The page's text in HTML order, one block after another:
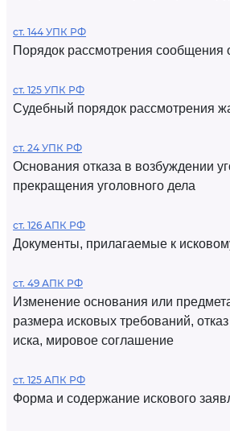
ст. 144 УПК РФ
Порядок рассмотрения сообщения
ст. 125 УПК РФ
Судебный порядок рассмотрения
ст. 24 УПК РФ
Основания отказа в возбуждении
прекращения уголовного дела
ст. 126 АПК РФ
Документы, прилагаемые к
ст. 49 АПК РФ
Изменение основания или
размера исковых требований,
иска, мировое соглашение
ст. 125 АПК РФ
Форма и содержание искового